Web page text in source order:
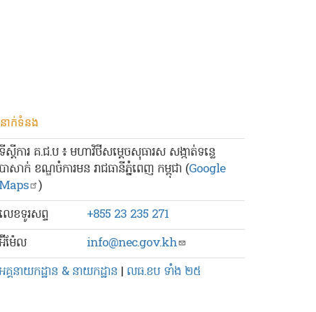
ាក់ទំនង
ទីស្ដីការ គ.ជ.ប ៖ មហាវិថីសម្ដេចសុធារស សង្កាត់ទន្លេ
ាសាក់ ខណ្ឌចំការមន រាជធានីភ្នំពេញ កម្ពុជា (Google
Maps )
េខ​ទូរសព្ទ
+855 23 235 271
ម៉ែល
info@nec.gov.kh
គ្គនាយកដ្ឋាន & នាយកដ្ឋាន | លធ.ខប ទាំង ២៥